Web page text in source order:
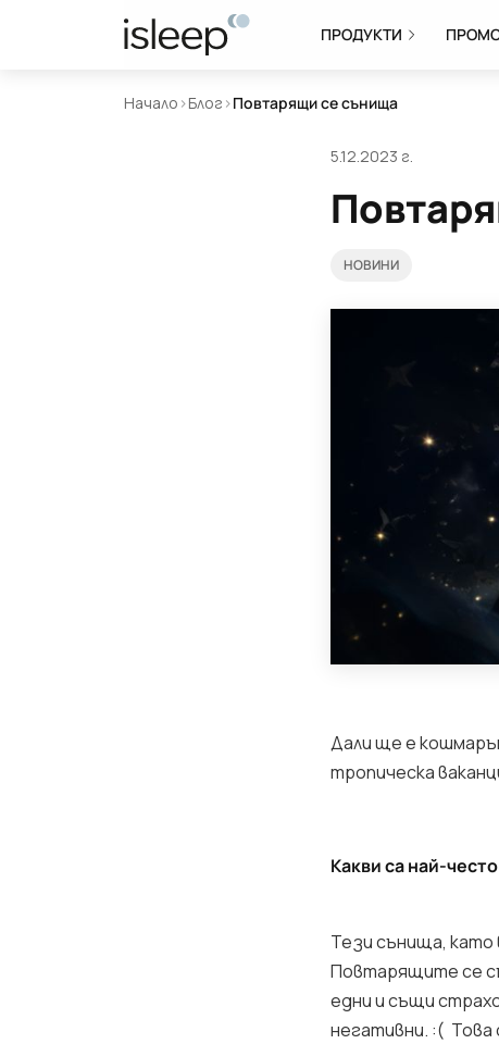
ПРОДУКТИ
Начало >Блог >Повтарящи се сънища
5.12.2023 г.
НОВИНИ
Дали ще е
тропическа
Какви са най-
Тези сънища, като
Повтарящите се
едни и същи
негативни. :(